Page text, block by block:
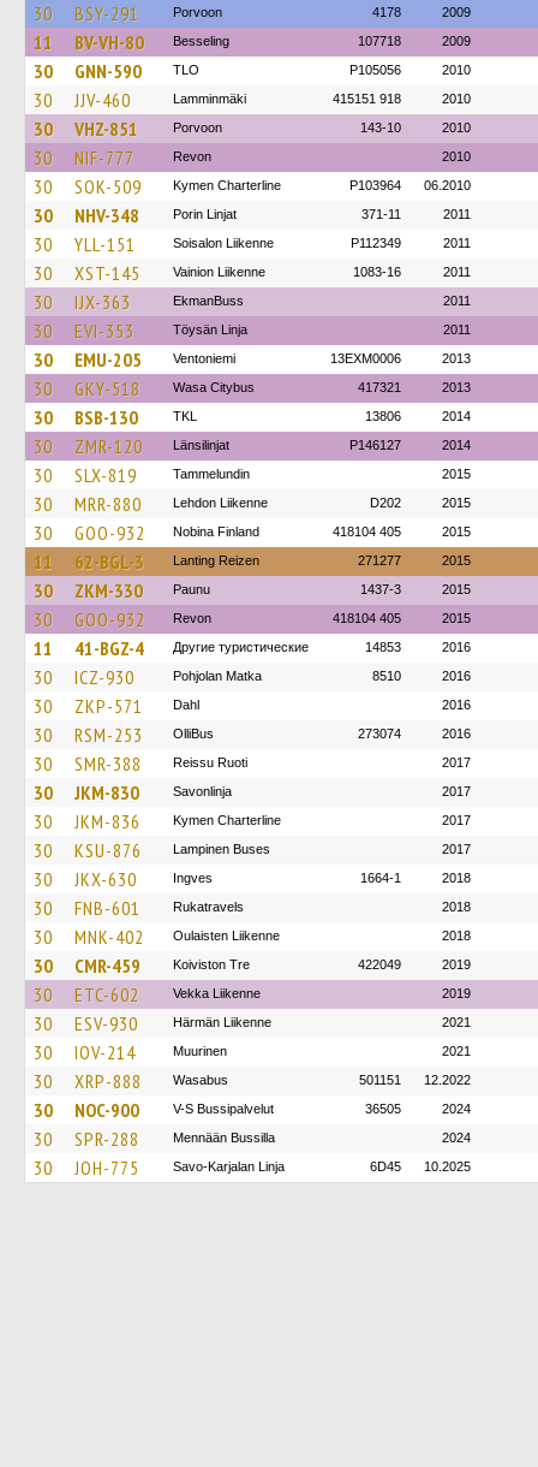
30 BSY-291 Porvoon 4178 2009
11 BV-VH-80 Besseling 107718 2009
30 GNN-590 TLO P105056 2010
30 JJV-460 Lamminmäki 415151 918 2010
30 VHZ-851 Porvoon 143-10 2010
30 NIF-777 Revon 2010
30 SOK-509 Kymen Charterline P103964 06.2010
30 NHV-348 Porin Linjat 371-11 2011
30 YLL-151 Soisalon Liikenne P112349 2011
30 XST-145 Vainion Liikenne 1083-16 2011
30 IJX-363 EkmanBuss 2011
30 EVI-353 Töysän Linja 2011
30 EMU-205 Ventoniemi 13EXM0006 2013
30 GKY-518 Wasa Citybus 417321 2013
30 BSB-130 TKL 13806 2014
30 ZMR-120 Länsilinjat P146127 2014
30 SLX-819 Tammelundin 2015
30 MRR-880 Lehdon Liikenne D202 2015
30 GOO-932 Nobina Finland 418104 405 2015
11 62-BGL-3 Lanting Reizen 271277 2015
30 ZKM-330 Paunu 1437-3 2015
30 GOO-932 Revon 418104 405 2015
11 41-BGZ-4 Другие туристические 14853 2016
30 ICZ-930 Pohjolan Matka 8510 2016
30 ZKP-571 Dahl 2016
30 RSM-253 OlliBus 273074 2016
30 SMR-388 Reissu Ruoti 2017
30 JKM-830 Savonlinja 2017
30 JKM-836 Kymen Charterline 2017
30 KSU-876 Lampinen Buses 2017
30 JKX-630 Ingves 1664-1 2018
30 FNB-601 Rukatravels 2018
30 MNK-402 Oulaisten Liikenne 2018
30 CMR-459 Koiviston Tre 422049 2019
30 ETC-602 Vekka Liikenne 2019
30 ESV-930 Härmän Liikenne 2021
30 IOV-214 Muurinen 2021
30 XRP-888 Wasabus 501151 12.2022
30 NOC-900 V-S Bussipalvelut 36505 2024
30 SPR-288 Mennään Bussilla 2024
30 JOH-775 Savo-Karjalan Linja 6D45 10.2025